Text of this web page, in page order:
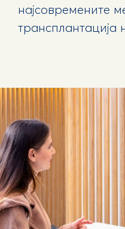
најсовремените
трансплантација